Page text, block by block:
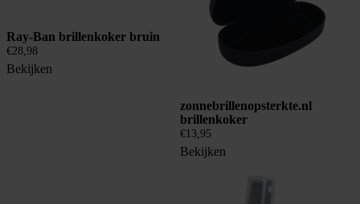
Ray-Ban brillenkoker bruin
€28,98
Bekijken
zonnebrillenopsterkte.nl
brillenkoker
€13,95
Bekijken